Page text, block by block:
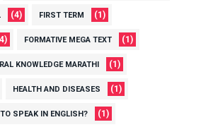
(4) FIRST TERM (1)
FORMATIVE MEGA TEXT (1)
KNOWLEDGE MARATHI (1)
HEALTH AND DISEASES (1)
SPEAK IN ENGLISH? (1)